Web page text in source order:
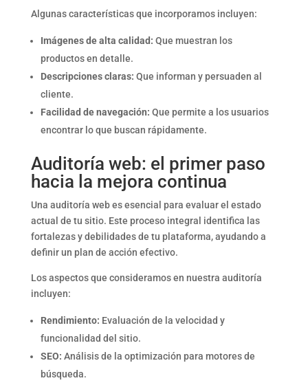
Algunas características que incorporamos incluyen:
Imágenes de alta calidad: Que muestran los
productos en detalle.
Descripciones claras: Que informan y persuaden al
cliente.
Facilidad de navegación: Que permite a los usuarios
encontrar lo que buscan rápidamente.
Auditoría web: el primer paso
hacia la mejora continua
Una auditoría web es esencial para evaluar el estado
actual de tu sitio. Este proceso integral identifica las
fortalezas y debilidades de tu plataforma, ayudando a
definir un plan de acción efectivo.
Los aspectos que consideramos en nuestra auditoría
incluyen:
Rendimiento: Evaluación de la velocidad y
funcionalidad del sitio.
SEO: Análisis de la optimización para motores de
búsqueda.